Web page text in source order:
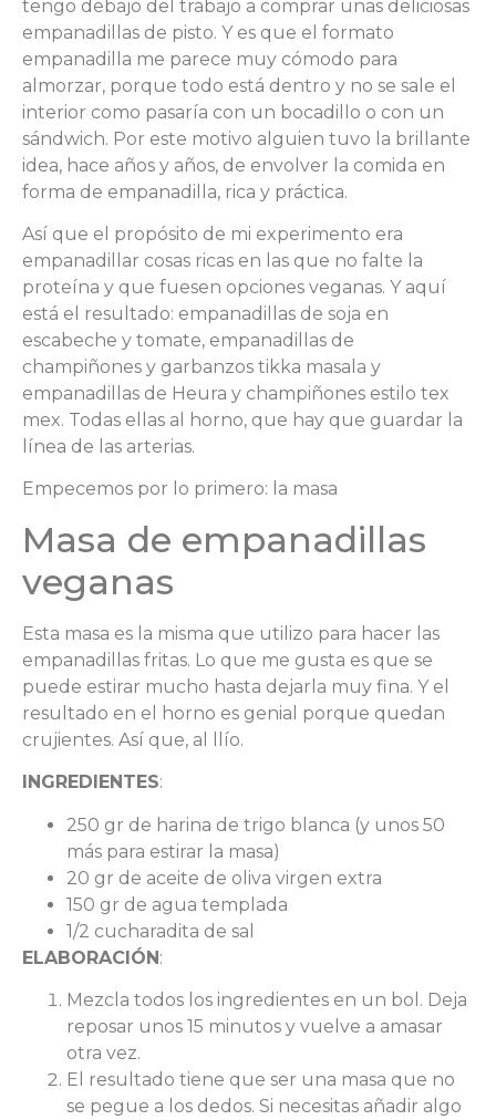
tengo debajo del trabajo a comprar unas deliciosas
empanadillas de pisto. Y es que el formato
empanadilla me parece muy cómodo para
almorzar, porque todo está dentro y no se sale el
interior como pasaría con un bocadillo o con un
sándwich. Por este motivo alguien tuvo la brillante
idea, hace años y años, de envolver la comida en
forma de empanadilla, rica y práctica.
Así que el propósito de mi experimento era
empanadillar cosas ricas en las que no falte la
proteína y que fuesen opciones veganas. Y aquí
está el resultado: empanadillas de soja en
escabeche y tomate, empanadillas de
champiñones y garbanzos tikka masala y
empanadillas de Heura y champiñones estilo tex
mex. Todas ellas al horno, que hay que guardar la
línea de las arterias.
Empecemos por lo primero: la masa
Masa de empanadillas
veganas
Esta masa es la misma que utilizo para hacer las
empanadillas fritas. Lo que me gusta es que se
puede estirar mucho hasta dejarla muy fina. Y el
resultado en el horno es genial porque quedan
crujientes. Así que, al llío.
INGREDIENTES:
250 gr de harina de trigo blanca (y unos 50
más para estirar la masa)
20 gr de aceite de oliva virgen extra
150 gr de agua templada
1/2 cucharadita de sal
ELABORACIÓN:
Mezcla todos los ingredientes en un bol. Deja
reposar unos 15 minutos y vuelve a amasar
otra vez.
El resultado tiene que ser una masa que no
se pegue a los dedos. Si necesitas añadir algo